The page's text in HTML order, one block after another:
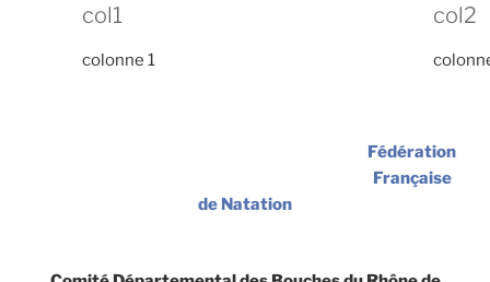
col1
colonne 1
col2
Fédération
Française
de Natation